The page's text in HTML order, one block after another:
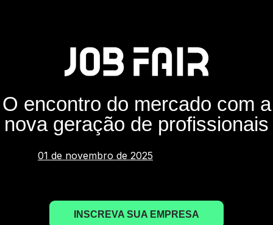
O encontro do mercado com a
nova geração de profissionais
01 de novembro de 2025
INSCREVA SUA EMPRESA